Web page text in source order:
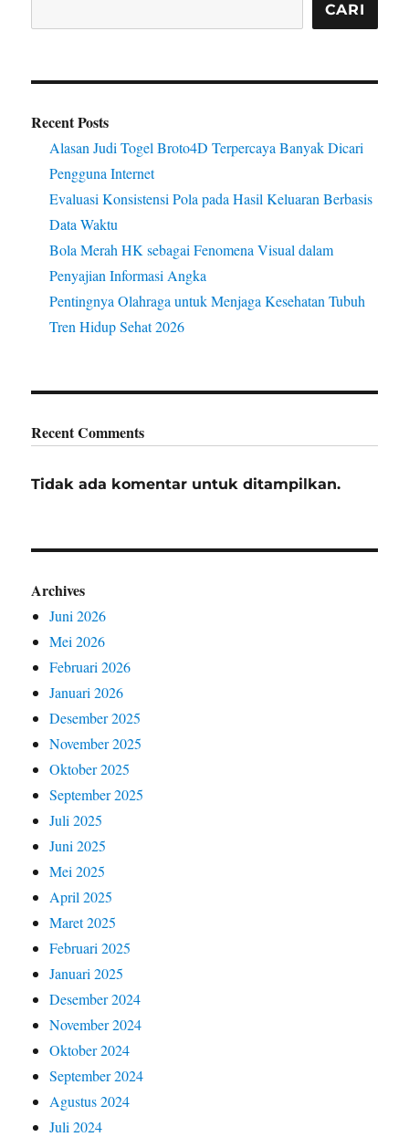
CARI
Recent Posts
Alasan Judi Togel Broto4D Terpercaya Banyak Dicari
Pengguna Internet
Evaluasi Konsistensi Pola pada Hasil Keluaran Berbasis
Data Waktu
Bola Merah HK sebagai Fenomena Visual dalam
Penyajian Informasi Angka
Pentingnya Olahraga untuk Menjaga Kesehatan Tubuh
Tren Hidup Sehat 2026
Recent Comments
Tidak ada komentar untuk ditampilkan.
Archives
Juni 2026
Mei 2026
Februari 2026
Januari 2026
Desember 2025
November 2025
Oktober 2025
September 2025
Juli 2025
Juni 2025
Mei 2025
April 2025
Maret 2025
Februari 2025
Januari 2025
Desember 2024
November 2024
Oktober 2024
September 2024
Agustus 2024
Juli 2024